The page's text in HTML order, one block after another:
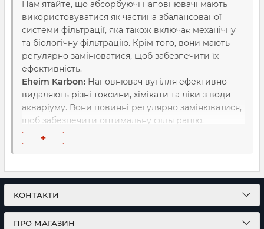
Пам'ятайте, що абсорбуючі наповнювачі мають
використовуватися як частина збалансованої
системи фільтрації, яка також включає механічну
та біологічну фільтрацію. Крім того, вони мають
регулярно замінюватися, щоб забезпечити їх
ефективність.
Eheim Karbon: Наповнювач вугілля ефективно
видаляють різні токсини, хімікати та ліки з води
акваріуму. Вони повинні регулярно замінюватися,
щоб забезпечити оптимальну фільтрацію.
Eheim AKTIV:
хлор, залишки ліків, барвники та інші хімічні
+
КОНТАКТИ
ПРО МАГАЗИН